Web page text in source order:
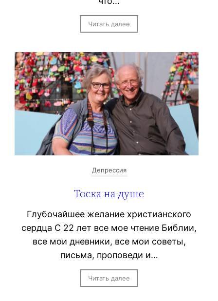
Читать далее
Депрессия
Тоска на душе
Глубочайшее желание христианского
сердца С 22 лет все мое чтение Библии,
все мои дневники, все мои советы,
письма, проповеди и…
Читать далее